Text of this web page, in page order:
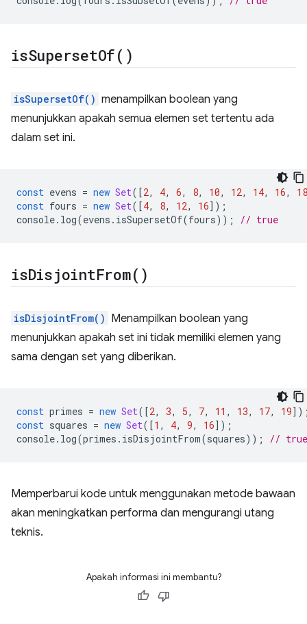
isSupersetOf( )
isSupersetOf() menampilkan boolean yang
menunjukkan apakah semua elemen set tertentu ada
dalam set ini.
const evens = new Set([2, 4, 6, 8, 10, 12, 14, 16,
18
const fours = new Set([4, 8, 12, 16]);
console. log(evens . isSupersetOf(fours)); // true
isDisjointFrom( )
isDisjointFrom() Menampilkan boolean yang
menunjukkan apakah set ini tidak memiliki elemen yang
sama dengan set yang diberikan.
const primes = new Set([2, 3, 5, 7, 11 , 13, 17, 19
const squares = new Set([1 , 4, 9, 16]);
console. log(primes . isDisjointFrom(squares)); // true
Memperbarui kode untuk menggunakan metode bawaan
akan meningkatkan performa dan mengurangi utang
teknis.
Apakah informasi ini membantu?